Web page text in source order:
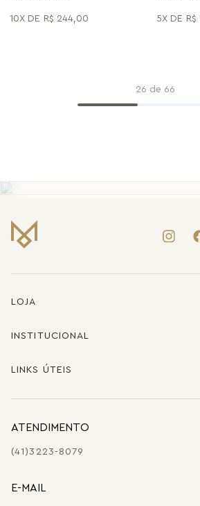
10 R$ 244,00 5 R$
26 de 66
LOJA
INSTITUCIONAL
LINKS ÚTEIS
ATENDIMENTO
(41)3223-8079
E-MAIL